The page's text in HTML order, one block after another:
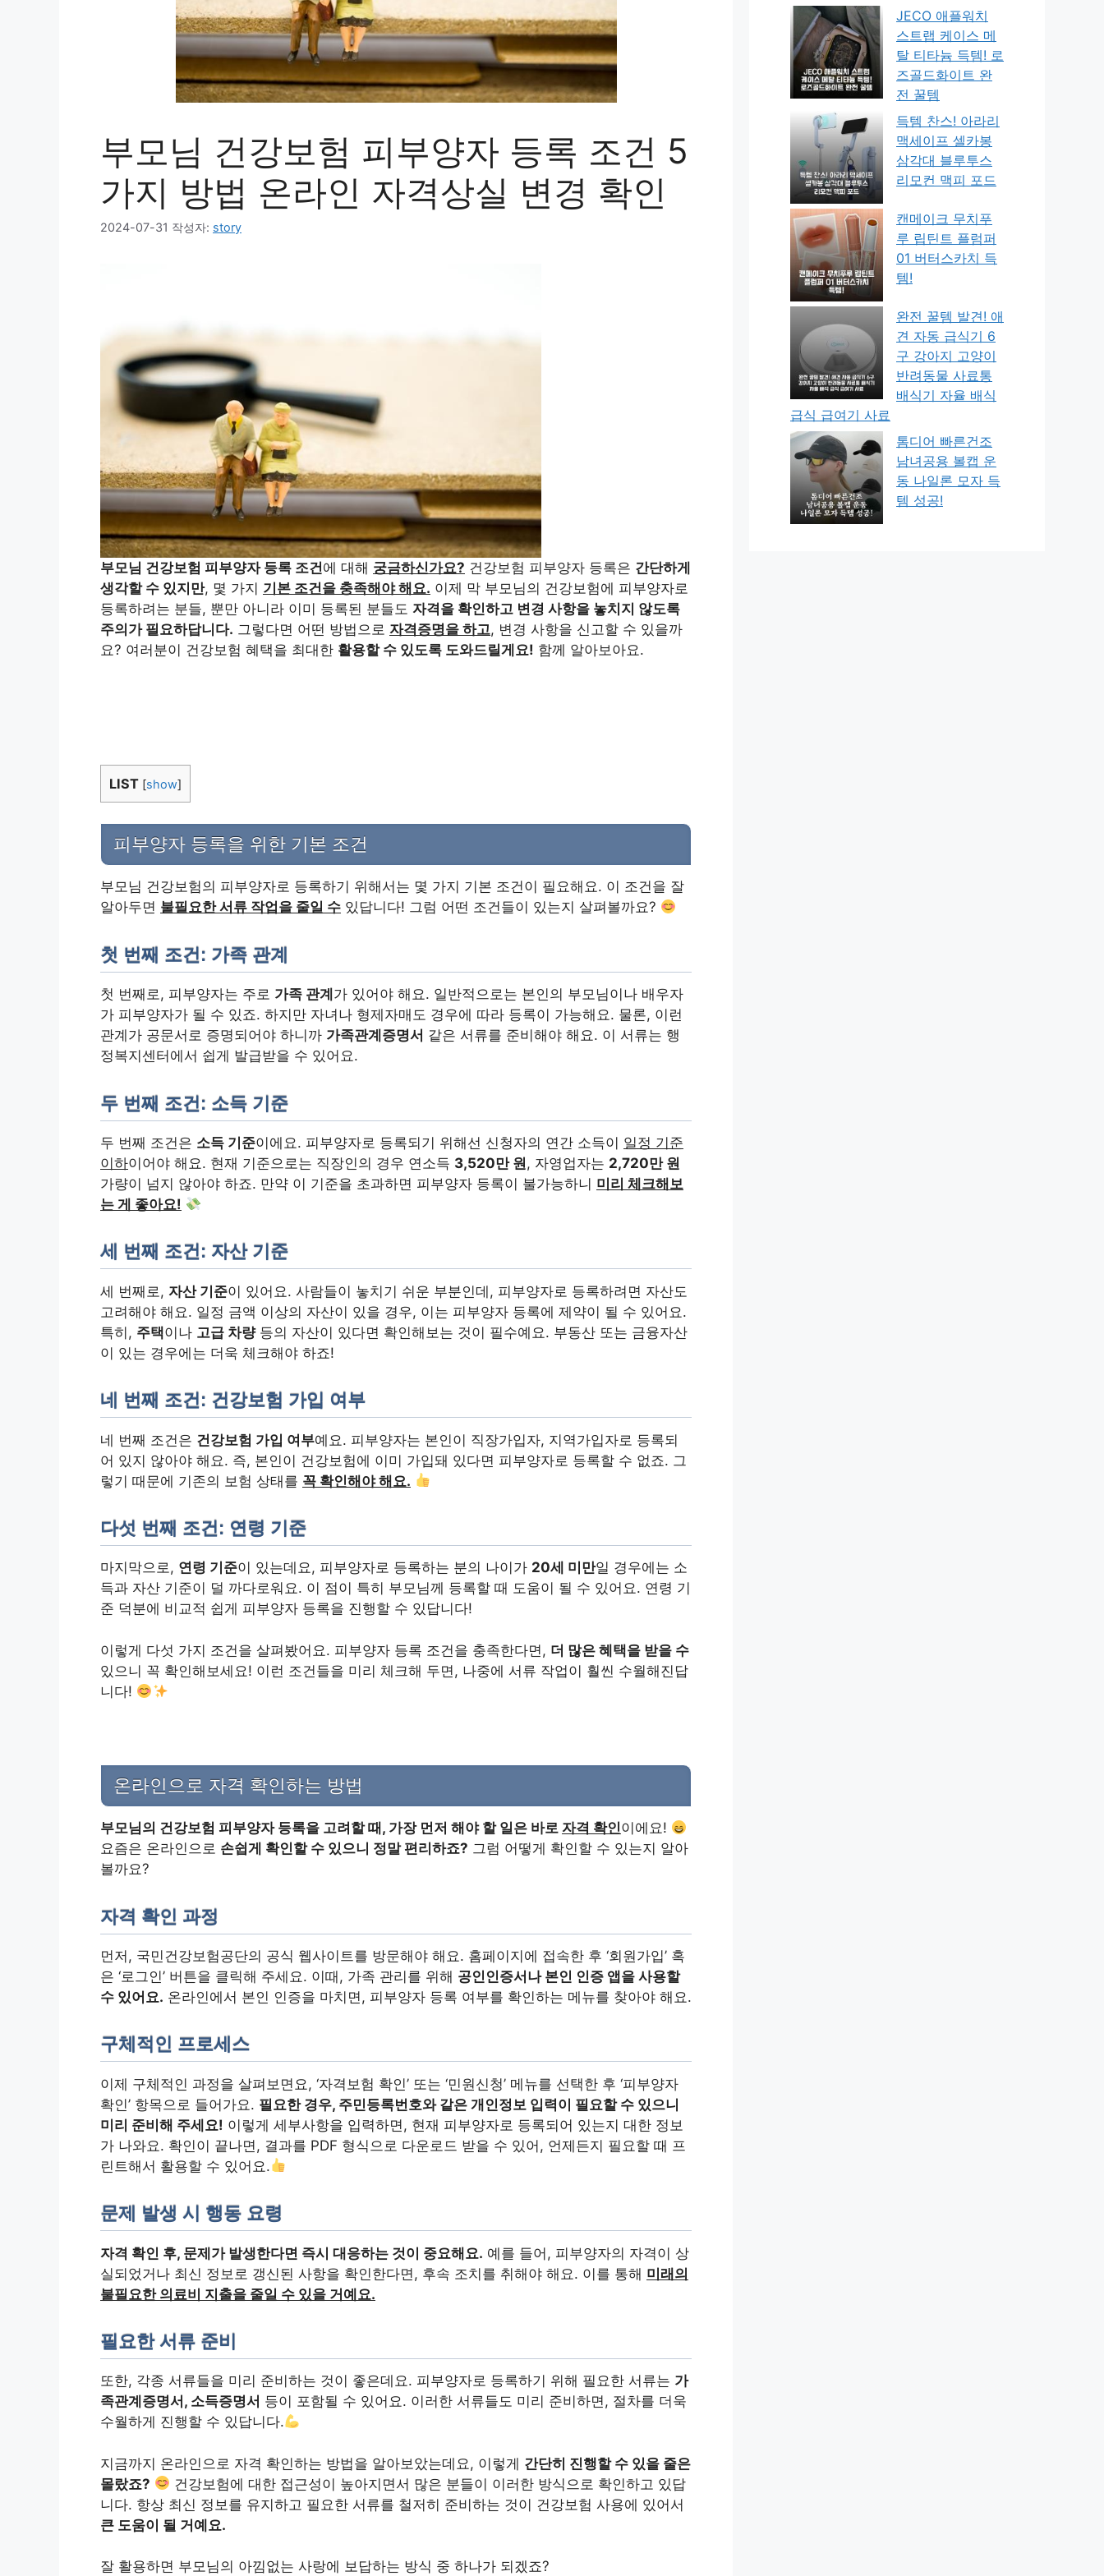
부모님 건강보험 피부양자 등록 조건 5
가지 방법 온라인 자격상실 변경 확인
2024-07-31 작성자: story
부모님 건강보험 피부양자 등록 조건에 대해 궁금하신가요? 건강보험 피부양자 등록은 간단하게
생각할 수 있지만, 몇 가지 기본 조건을 충족해야 해요. 이제 막 부모님의 건강보험에 피부양자로
등록하려는 분들, 뿐만 아니라 이미 등록된 분들도 자격을 확인하고 변경 사항을 놓치지 않도록
주의가 필요하답니다. 그렇다면 어떤 방법으로 자격증명을 하고, 변경 사항을 신고할 수 있을까
요? 여러분이 건강보험 혜택을 최대한 활용할 수 있도록 도와드릴게요! 함께 알아보아요.
LIST [show]
피부양자 등록을 위한 기본 조건
부모님 건강보험의 피부양자로 등록하기 위해서는 몇 가지 기본 조건이 필요해요. 이 조건을 잘
알아두면 불필요한 서류 작업을 줄일 수 있답니다! 그럼 어떤 조건들이 있는지 살펴볼까요?
첫 번째 조건: 가족 관계
첫 번째로, 피부양자는 주로 가족 관계 가 있어야 해요. 일반적으로는 본인의 부모님이나 배우자
가 피부양자가 될 수 있죠. 하지만 자녀나 형제자매도 경우에 따라 등록이 가능해요. 물론, 이런
관계가 공문서로 증명되어야 하니까 가족관계증명서 같은 서류를 준비해야 해요. 이 서류는 행
정복지센터에서 쉽게 발급받을 수 있어요.
두 번째 조건: 소득 기준
두 번째 조건은 소득 기준이에요. 피부양자로 등록되기 위해선 신청자의 연간 소득이 일정 기준
이하이어야 해요. 현재 기준으로는 직장인의 경우 연소득 3,520만 원, 자영업자는 2,720만 원
가량이 넘지 않아야 하죠. 만약 이 기준을 초과하면 피부양자 등록이 불가능하니 미리 체크해보
는 게 좋아요!
세 번째 조건: 자산 기준
세 번째로, 자산 기준이 있어요. 사람들이 놓치기 쉬운 부분인데, 피부양자로 등록하려면 자산도
고려해야 해요. 일정 금액 이상의 자산이 있을 경우, 이는 피부양자 등록에 제약이 될 수 있어요.
특히, 주택이나 고급 차량등의 자산이 있다면 확인해보는 것이 필수예요. 부동산 또는 금융자산
이 있는 경우에는 더욱 체크해야 하죠!
네 번째 조건: 건강보험 가입 여부
네 번째 조건은 건강보험 가입 여부예요. 피부양자는 본인이 직장가입자, 지역가입자로 등록되
어 있지 않아야 해요. 즉, 본인이 건강보험에 이미 가입돼 있다면 피부양자로 등록할 수 없죠. 그
렇기 때문에 기존의 보험 상태를 꼭 확인해야 해요.
다섯 번째 조건: 연령 기준
마지막으로, 연령 기준이 있는데요, 피부양자로 등록하는 분의 나이가 20세 미만일 경우에는 소
득과 자산 기준이 덜 까다로워요. 이 점이 특히 부모님께 등록할 때 도움이 될 수 있어요. 연령 기
준 덕분에 비교적 쉽게 피부양자 등록을 진행할 수 있답니다!
이렇게 다섯 가지 조건을 살펴봤어요. 피부양자 등록 조건을 충족한다면, 더 많은 혜택을 받을 수
있으니 꼭 확인해보세요! 이런 조건들을 미리 체크해 두면, 나중에 서류 작업이 훨씬 수월해진답
니다!
온라인으로 자격 확인하는 방법
부모님의 건강보험 피부양자 등록을 고려할 때, 가장 먼저 해야 할 일은 바로 자격 확인이에요!
요즘은 온라인으로 손쉽게 확인할 수 있으니 정말 편리하죠? 그럼 어떻게 확인할 수 있는지 알아
볼까요?
자격 확인 과정
먼저, 국민건강보험공단의 공식 웹사이트를 방문해야 해요. 홈페이지에 접속한 후 ‘회원가입’ 혹
은 ‘로그인’ 버튼을 클릭해 주세요. 이때, 가족 관리를 위해 공인인증서나 본인 인증 앱을 사용할
수 있어요. 온라인에서 본인 인증을 마치면, 피부양자 등록 여부를 확인하는 메뉴를 찾아야 해요.
구체적인 프로세스
이제 구체적인 과정을 살펴보면요, ‘자격보험 확인’ 또는 ‘민원신청’ 메뉴를 선택한 후 ‘피부양자
확인’ 항목으로 들어가요. 필요한 경우, 주민등록번호와 같은 개인정보 입력이 필요할 수 있으니
미리 준비해 주세요! 이렇게 세부사항을 입력하면, 현재 피부양자로 등록되어 있는지 대한 정보
가 나와요. 확인이 끝나면, 결과를 PDF 형식으로 다운로드 받을 수 있어, 언제든지 필요할 때 프
린트해서 활용할 수 있어요.
문제 발생 시 행동 요령
자격 확인 후, 문제가 발생한다면 즉시 대응하는 것이 중요해요. 예를 들어, 피부양자의 자격이 상
실되었거나 최신 정보로 갱신된 사항을 확인한다면, 후속 조치를 취해야 해요. 이를 통해 미래의
불필요한 의료비 지출을 줄일 수 있을 거예요.
필요한 서류 준비
또한, 각종 서류들을 미리 준비하는 것이 좋은데요. 피부양자로 등록하기 위해 필요한 서류는 가
족관계증명서, 소득증명서 등이 포함될 수 있어요. 이러한 서류들도 미리 준비하면, 절차를 더욱
수월하게 진행할 수 있답니다.
지금까지 온라인으로 자격 확인하는 방법을 알아보았는데요, 이렇게 간단히 진행할 수 있을 줄은
몰랐죠?
건강보험에 대한 접근성이 높아지면서 많은 분들이 이러한 방식으로 확인하고 있답
니다. 항상 최신 정보를 유지하고 필요한 서류를 철저히 준비하는 것이 건강보험 사용에 있어서
큰 도움이 될 거예요.
잘 활용하면 부모님의 아낌없는 사랑에 보답하는 방식 중 하나가 되겠죠?
JECO 애플워치
스트랩 케이스 메
탈 티타늄 득템! 로
즈골드화이트 완
전 꿀템
득템 찬스! 아라리
맥세이프 셀카봉
삼각대 블루투스
리모컨 맥피 포드
캔메이크 무치푸
루 립틴트 플럼퍼
01 버터스카치 득
템!
완전 꿀템 발견! 애
견 자동 급식기 6
구 강아지 고양이
반려동물 사료통
배식기 자율 배식
급식 급여기 사료
톰디어 빠른건조
남녀공용 볼캡 운
동 나일론 모자 득
템 성공!